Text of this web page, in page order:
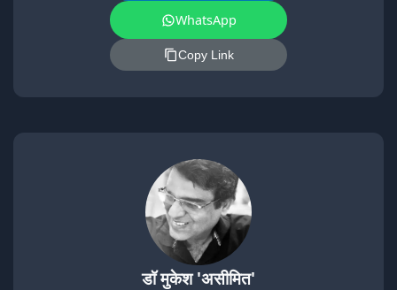
WhatsApp
Copy Link
डॉ मुकेश 'असीमित'